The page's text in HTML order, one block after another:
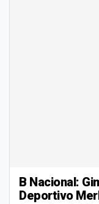
B Nacional:
Deportivo